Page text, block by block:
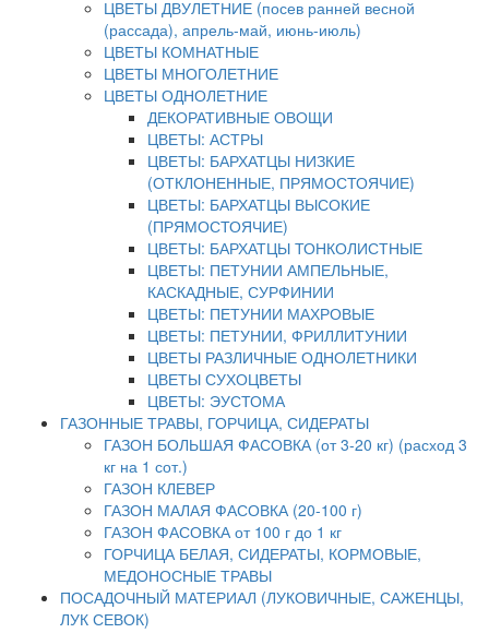
ЦВЕТЫ ДВУЛЕТНИЕ (посев ранней весной
(рассада), апрель-май, июнь-июль)
ЦВЕТЫ КОМНАТНЫЕ
ЦВЕТЫ МНОГОЛЕТНИЕ
ЦВЕТЫ ОДНОЛЕТНИЕ
ДЕКОРАТИВНЫЕ ОВОЩИ
ЦВЕТЫ: АСТРЫ
ЦВЕТЫ: БАРХАТЦЫ НИЗКИЕ
(ОТКЛОНЕННЫЕ, ПРЯМОСТОЯЧИЕ)
ЦВЕТЫ: БАРХАТЦЫ ВЫСОКИЕ
(ПРЯМОСТОЯЧИЕ)
ЦВЕТЫ: БАРХАТЦЫ ТОНКОЛИСТНЫЕ
ЦВЕТЫ: ПЕТУНИИ АМПЕЛЬНЫЕ,
КАСКАДНЫЕ, СУРФИНИИ
ЦВЕТЫ: ПЕТУНИИ МАХРОВЫЕ
ЦВЕТЫ: ПЕТУНИИ, ФРИЛЛИТУНИИ
ЦВЕТЫ РАЗЛИЧНЫЕ ОДНОЛЕТНИКИ
ЦВЕТЫ СУХОЦВЕТЫ
ЦВЕТЫ: ЭУСТОМА
ГАЗОННЫЕ ТРАВЫ, ГОРЧИЦА, СИДЕРАТЫ
ГАЗОН БОЛЬШАЯ ФАСОВКА (от 3-20 кг) (расход 3
кг на 1 сот.)
ГАЗОН КЛЕВЕР
ГАЗОН МАЛАЯ ФАСОВКА (20-100 г)
ГАЗОН ФАСОВКА от 100 г до 1 кг
ГОРЧИЦА БЕЛАЯ, СИДЕРАТЫ, КОРМОВЫЕ,
МЕДОНОСНЫЕ ТРАВЫ
ПОСАДОЧНЫЙ МАТЕРИАЛ (ЛУКОВИЧНЫЕ, САЖЕНЦЫ,
ЛУК СЕВОК)